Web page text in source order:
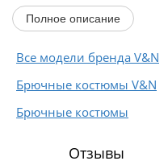
- рукав спущенный на
- застёжка на
- манжет и низ по спинке...
Полное описание
Все модели бренда V&N
Брючные костюмы V&N
Брючные костюмы
Отзывы